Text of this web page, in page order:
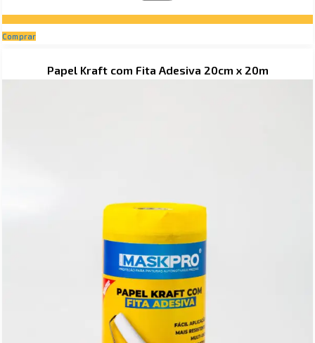
Comprar
Papel Kraft com Fita Adesiva 20cm x 20m
range: